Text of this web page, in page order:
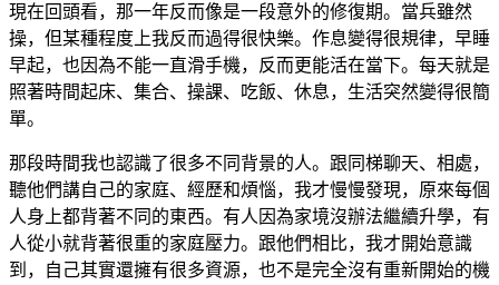
現在回頭看，那一年反而像是一段意外的修復期。當兵雖然
操，但某種程度上我反而過得很快樂。作息變得很規律，早睡
早起，也因為不能一直滑手機，反而更能活在當下。每天就是
照著時間起床、集合、操課、吃飯、休息，生活突然變得很簡
單。
那段時間我也認識了很多不同背景的人。跟同梯聊天、相處，
聽他們講自己的家庭、經歷和煩惱，我才慢慢發現，原來每個
人身上都背著不同的東西。有人因為家境沒辦法繼續升學，有
人從小就背著很重的家庭壓力。跟他們相比，我才開始意識
到，自己其實還擁有很多資源，也不是完全沒有重新開始的機